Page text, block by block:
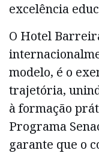
excelência
O Hotel
modelo, é o
trajetória,
à formação
Programa
garante que o